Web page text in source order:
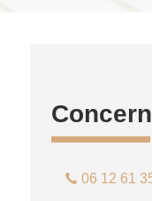
06 12 61